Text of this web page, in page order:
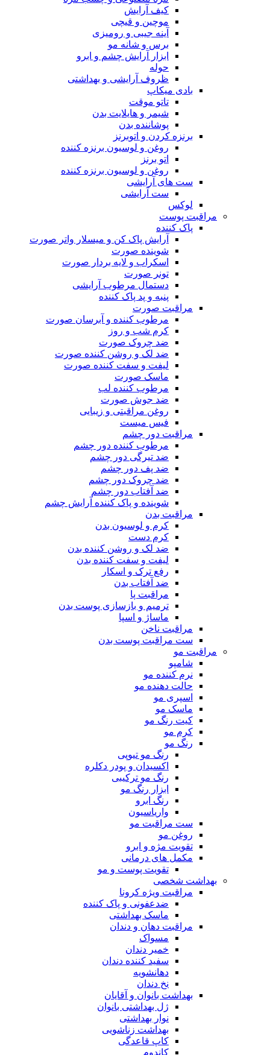
کیف آرایش
موچین و قیچی
آینه جیبی و رومیزی
برس و شانه مو
ابزار آرایش چشم و ابرو
حوله
ظروف آرایشی و بهداشتی
بادی میکاپ
تاتو موقت
شیمر و هایلایت بدن
پوشاننده بدن
برنزه کردن و اتوبرنز
روغن و لوسیون برنزه کننده
اتو برنز
روغن و لوسیون برنزه کننده
ست های آرایشی
ست آرایشی
لوکس
مراقبت پوست
پاک کننده
آرایش پاک کن و میسلار واتر صورت
شوینده صورت
اسکراب و لایه بردار صورت
تونر صورت
دستمال مرطوب آرایشی
پنبه و پد پاک کننده
مراقبت صورت
مرطوب کننده و آبرسان صورت
کرم شب و روز
ضد چروک صورت
ضد لک و روشن کننده صورت
لیفت و سفت کننده صورت
ماسک صورت
مرطوب کننده لب
ضد جوش صورت
روغن مراقبتی و زیبایی
فیس میست
مراقبت دور چشم
مرطوب کننده دور چشم
ضد تیرگی دور چشم
ضد پف دور چشم
ضد چروک دور چشم
ضد آفتاب دور چشم
شوینده و پاک کننده آرایش چشم
مراقبت بدن
کرم و لوسیون بدن
کرم دست
ضد لک و روشن کننده بدن
لیفت و سفت کننده بدن
رفع ترک و اسکار
ضد آفتاب بدن
مراقبت پا
ترمیم و بازسازی پوست بدن
ماساژ و اسپا
مراقبت ناخن
ست مراقبت پوست بدن
مراقبت مو
شامپو
نرم کننده مو
حالت دهنده مو
اسپری مو
ماسک مو
کیت رنگ مو
کرم مو
رنگ مو
رنگ مو تیوپی
اکسیدان و پودر دکلره
رنگ مو ترکیبی
ابزار رنگ مو
رنگ ابرو
واریاسیون
ست مراقبت مو
روغن مو
تقویت مژه و ابرو
مکمل های درمانی
تقویت پوست و مو
بهداشت شخصی
مراقبت ویژه کرونا
ضدعفونی و پاک کننده
ماسک بهداشتی
مراقبت دهان و دندان
مسواک
خمیر دندان
سفید کننده دندان
دهانشویه
نخ دندان
بهداشت بانوان و آقایان
ژل بهداشتی بانوان
نوار بهداشتی
بهداشت زناشویی
کاپ قاعدگی
کاندوم